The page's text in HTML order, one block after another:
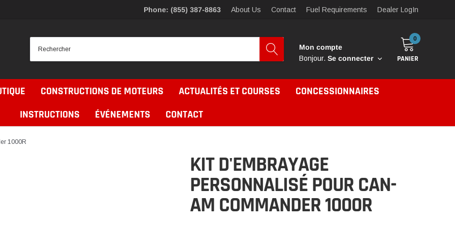
Phone: (855) 387-8863 About Us Contact Fuel Requirements Dealer LogIn
Mon compte
Bonjour. Se connecter
0
PANIER
CONSTRUCTIONS DE MOTEURS ACTUALITÉS ET COURSES
CONCESSIONNAIRES
INSTRUCTIONS
ÉVÉNEMENTS CONTACT
1000R
KIT D'EMBRAYAGE
PERSONNALISÉ POUR CAN-
AM COMMANDER 1000R